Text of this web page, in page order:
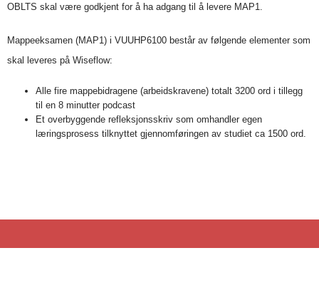
OBLTS skal være godkjent for å ha adgang til å levere MAP1.
Mappeeksamen (MAP1) i VUUHP6100 består av følgende elementer som
skal leveres på Wiseflow:
Alle fire mappebidragene (arbeidskravene) totalt 3200 ord i tillegg
til en 8 minutter podcast
Et overbyggende refleksjonsskriv som omhandler egen
læringsprosess tilknyttet gjennomføringen av studiet ca 1500 ord.